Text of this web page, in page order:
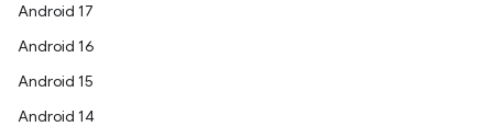
Android 17
Android 16
Android 15
Android 14